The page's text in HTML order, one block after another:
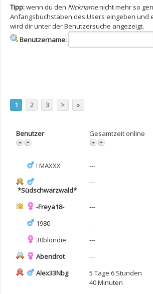
Tipp:wenn du den Nicknamenicht mehr so
Anfangsbuchstaben des Users eingeben und
wird dir unter der Benutzersuche angezeigt.
Benutzername:
1 2 3 > »
Benutzer Gesamtzeit online
! MAXXX ---
*Südschwarzwald*
---
-Freya18- ---
1980
---
30blondie
---
Abendrot
---
Alex33Nbg
5 Tage 6 Stunden
40 Minuten